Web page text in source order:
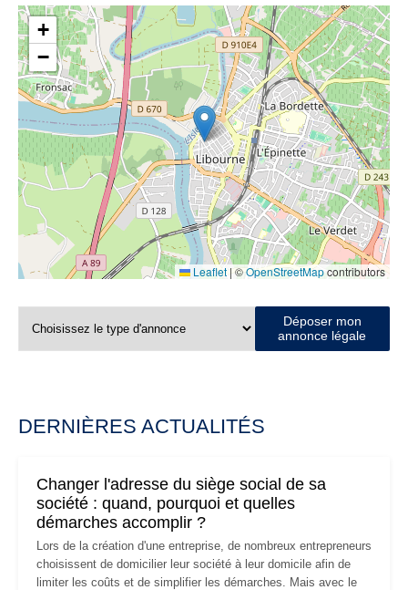
+
−
Leaflet| ©OpenStreetMapcontributors
Déposer mon
annonce légale
DERNIÈRES ACTUALITÉS
Changer l'adresse du siège social de sa
société : quand, pourquoi et quelles
démarches accomplir ?
Lors de la création d'une entreprise, de nombreux entrepreneurs
choisissent de domicilier leur société à leur domicile afin de
limiter les coûts et de simplifier les démarches. Mais avec le